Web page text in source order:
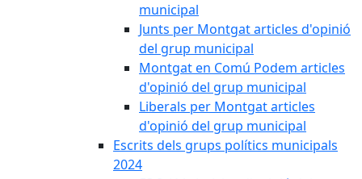
municipal
Junts per Montgat articles d'opinió
del grup municipal
Montgat en Comú Podem articles
d'opinió del grup municipal
Liberals per Montgat articles
d'opinió del grup municipal
Escrits dels grups polítics municipals
2024